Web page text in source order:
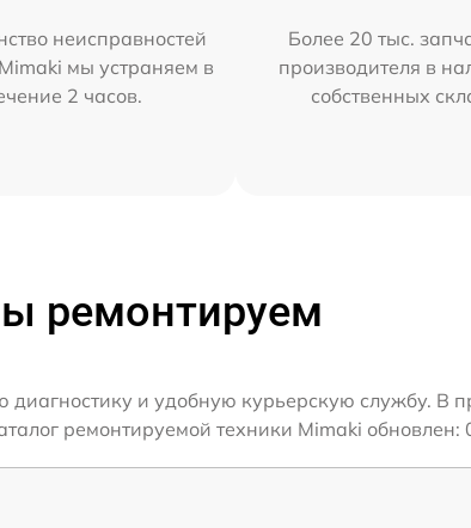
неисправностей
мы устраняем в
2 часов.
Более 20 тыс.
производителя в
собственных
ремонтируем
и удобную курьерскую службу. В
ремонтируемой техники Mimaki обновлен: